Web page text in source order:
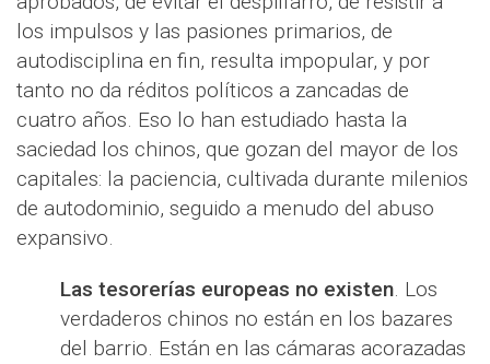
los impulsos y las pasiones primarios, de
autodisciplina en fin, resulta impopular, y por
tanto no da réditos políticos a zancadas de
cuatro años. Eso lo han estudiado hasta la
saciedad los chinos, que gozan del mayor de los
capitales: la paciencia, cultivada durante milenios
de autodominio, seguido a menudo del abuso
expansivo.
Las tesorerías europeas no existen. Los
verdaderos chinos no están en los bazares
del barrio. Están en las cámaras acorazadas